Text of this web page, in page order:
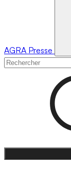
AGRA Presse